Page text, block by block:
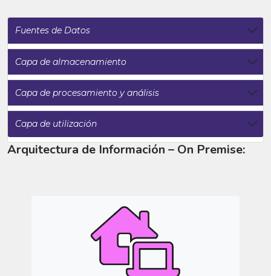
Fuentes de Datos
Capa de almacenamiento
Capa de procesamiento y análisis
Capa de utilización
Arquitectura de Información – On Premise: